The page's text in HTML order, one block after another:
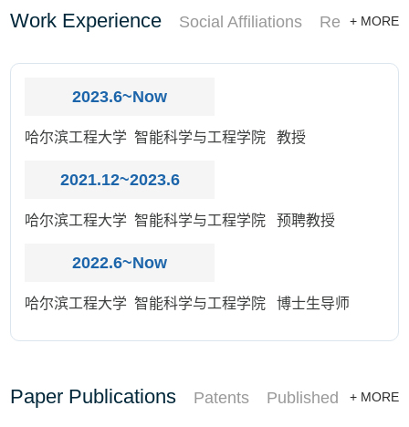
Work Experience Social Affiliations Research
2023.6~Now
哈尔滨工程大学 智能科学与工程学院 教授
2021.12~2023.6
哈尔滨工程大学 智能科学与工程学院 预聘教授
2022.6~Now
哈尔滨工程大学 智能科学与工程学院 博士生导师
+ MORE
Paper Publications Patents Published Books
+ MORE